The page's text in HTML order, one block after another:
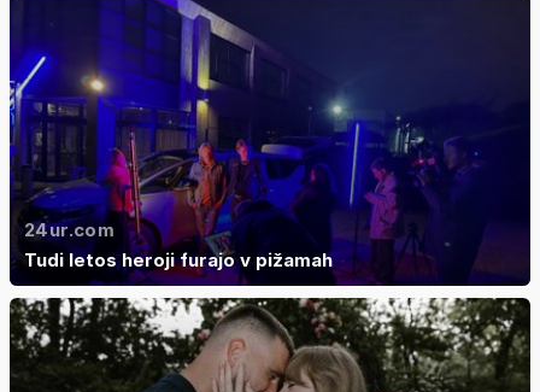
24ur.com
Tudi letos heroji furajo v pižamah